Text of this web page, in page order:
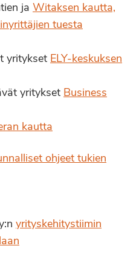
ja Witaksen kautta,
tuesta
yritykset ELY-keskuksen
yritykset Business
kautta
ohjeet tukien
yrityskehitystiimin